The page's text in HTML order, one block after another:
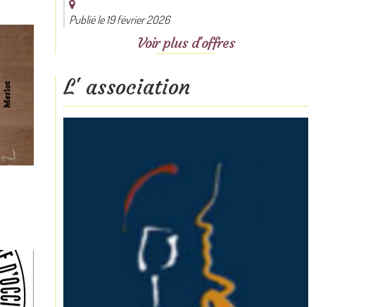
Publié le 19 février 2026
Voir plus d'offres
L' association